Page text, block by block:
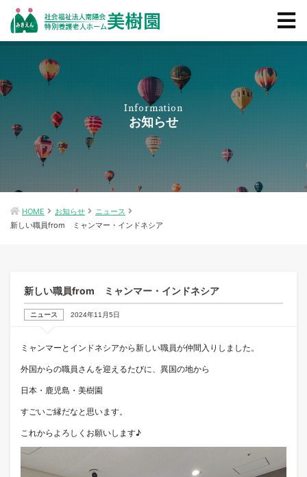
Information
お知らせ
HOME お知らせ
ニュース
新しい職員from ミャンマー・インドネシア
新しい職員from ミャンマー・インドネシア
ニュース 2024年11月5日
ミャンマーとインドネシアから新しい職員が仲間入りしました。
外国からの職員さんを迎えるたびに、異国の地から
日本・鹿児島・美樹園
すごいご縁だなと思います。
これからよろしくお願いします♪